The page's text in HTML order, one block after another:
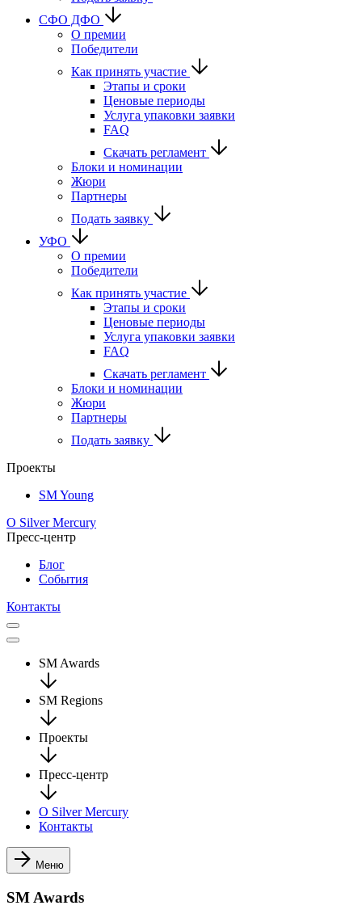
CФО ДФО
О премии
Победители
Как принять участие
Этапы и сроки
Ценовые периоды
Услуга упаковки заявки
FAQ
Скачать регламент
Блоки и номинации
Жюри
Партнеры
Подать заявку
УФО
О премии
Победители
Как принять участие
Этапы и сроки
Ценовые периоды
Услуга упаковки заявки
FAQ
Скачать регламент
Блоки и номинации
Жюри
Партнеры
Подать заявку
Проекты
SM Young
О Silver Mercury
Пресс-центр
Блог
События
Контакты
SM Awards
SM Regions
Проекты
Пресс-центр
О Silver Mercury
Контакты
Меню
SM Awards